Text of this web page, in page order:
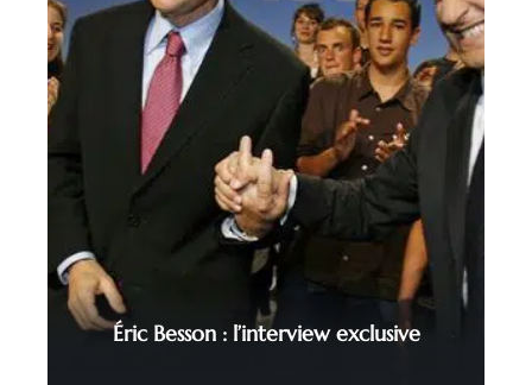
Éric Besson : l’interview exclusive